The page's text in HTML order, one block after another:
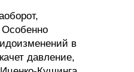
Особенно
в
давление,